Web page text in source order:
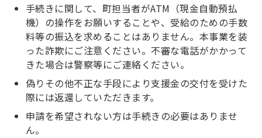
手続きに関して、町担当者がATM（現金自動預払
機）の操作をお願いすることや、受給のための手数
料等の振込を求めることはありません。本事業を装
った詐欺にご注意ください。不審な電話がかかって
きた場合は警察等にご連絡ください。
偽りその他不正な手段により支援金の交付を受けた
際には返還していただきます。
申請を希望されない方は手続きの必要はありませ
ん。